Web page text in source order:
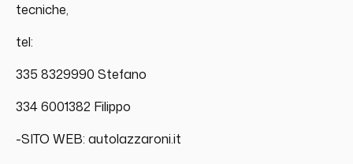
tecniche,
tel:
335 8329990 Stefano
334 6001382 Filippo
-SITO WEB: autolazzaroni.it